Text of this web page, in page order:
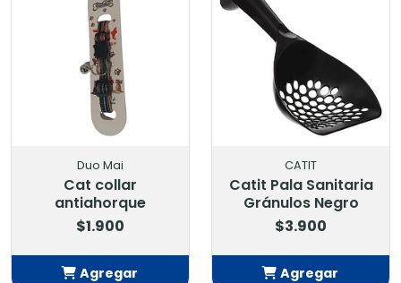
Duo Mai
Cat collar
antiahorque
$1.900
Agregar
CATIT
Catit Pala Sanitaria
Gránulos Negro
$3.900
Agregar